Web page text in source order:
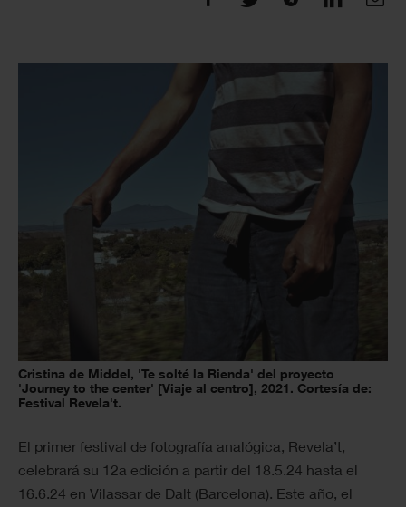
Cristina de Middel, 'Te solté la Rienda' del proyecto
'Journey to the center' [Viaje al centro], 2021. Cortesía de:
Festival Revela't.
El primer festival de fotografía analógica, Revela’t,
celebrará su 12a edición a partir del 18.5.24 hasta el
16.6.24 en Vilassar de Dalt (Barcelona). Este año, el